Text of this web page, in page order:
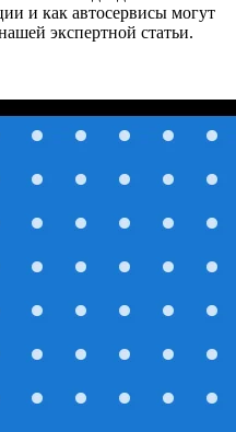
и как автосервисы могут
экспертной статьи.